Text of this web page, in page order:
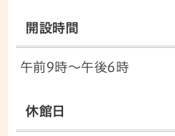
開設時間
午前9時～午後6時
休館日